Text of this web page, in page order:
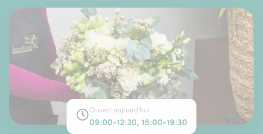
Ouvert aujourd'hui
09:00-12:30, 15:00-19:30